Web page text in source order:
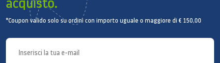
All-Around Cooling
Funzioni frigorifero
CoolSelect Zone™
Sì
*Coupon valido solo su ordini con importo uguale o maggiore di € 150,00